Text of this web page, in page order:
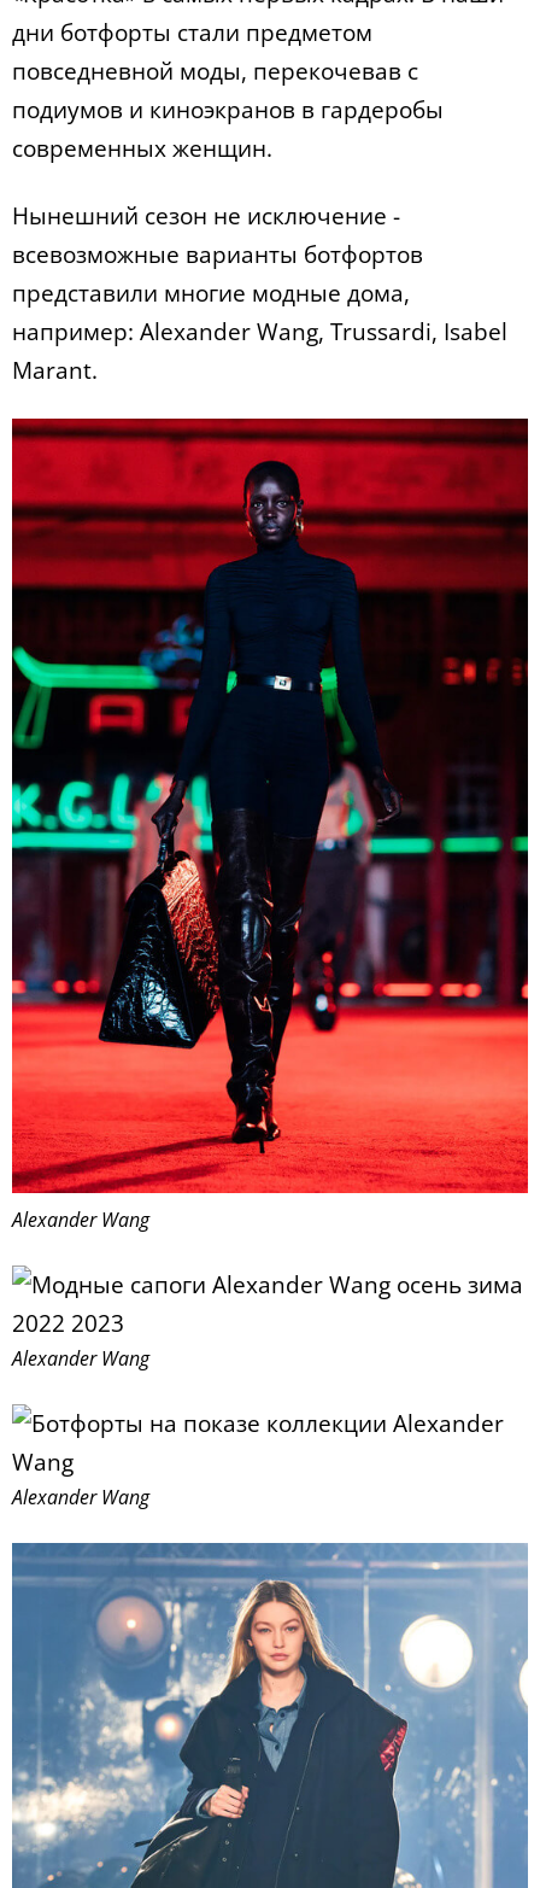
дни ботфорты стали предметом
повседневной моды, перекочевав с
подиумов и киноэкранов в гардеробы
современных женщин.
Нынешний сезон не исключение -
всевозможные варианты ботфортов
представили многие модные дома,
например: Alexander Wang, Trussardi, Isabel
Marant.
Alexander Wang
Alexander Wang
Alexander Wang